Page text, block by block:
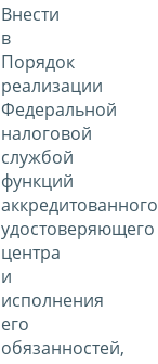
Внести
в
Порядок
реализации
Федеральной
налоговой
службой
функций
аккредитованного
удостоверяющего
центра
и
исполнения
его
обязанностей,